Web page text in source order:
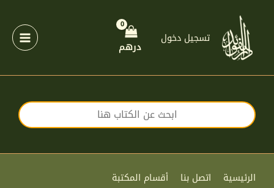
المحتوى
تسجيل دخول
درهم
الرئيسية اتصل بنا أقسام المكتبة